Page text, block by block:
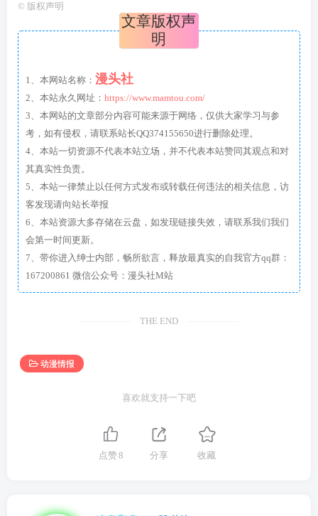
© 版权声明
文章版权声
明
1、本网站名称： 漫头社
2、本站永久网址： https://www.mamtou.com/
3、本网站的文章部分内容可能来源于网络，仅供大家学习与参
考，如有侵权，请联系站长QQ374155650进行删除处理。
4、本站一切资源不代表本站立场，并不代表本站赞同其观点和对
其真实性负责。
5、本站一律禁止以任何方式发布或转载任何违法的相关信息，访
客发现请向站长举报
6、本站资源大多存储在云盘，如发现链接失效，请联系我们我们
会第一时间更新。
7、带你进入绅士内部，畅所欲言，释放最真实的自我官方qq群：
167200861 微信公众号：漫头社M站
THE END
动漫情报
喜欢就支持一下吧
点赞8 分享 收藏